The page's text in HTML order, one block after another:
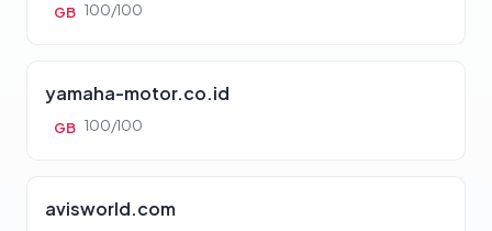
GB 100/100
yamaha-motor.co.id
GB 100/100
avisworld.com